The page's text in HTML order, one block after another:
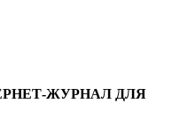
ЖУРНАЛ ДЛЯ